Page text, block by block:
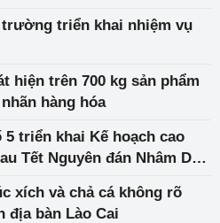
triển khai nhiệm vụ
hiện trên 700 kg sản phẩm
hàng hóa
triển khai Kế hoạch cao
Tết Nguyên đán Nhâm Dần
xích và chả cá không rõ
địa bàn Lào Cai